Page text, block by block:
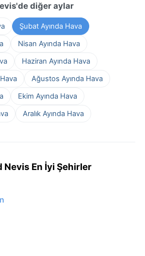
diğer aylar
Şubat Ayında Hava
Nisan Ayında Hava
Haziran Ayında Hava
Ağustos Ayında Hava
Ekim Ayında Hava
Aralık Ayında Hava
En İyi Şehirler